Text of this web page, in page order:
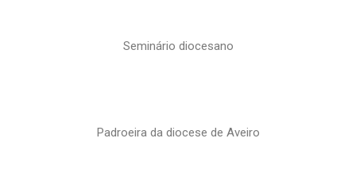
Seminário diocesano
Padroeira da diocese de Aveiro